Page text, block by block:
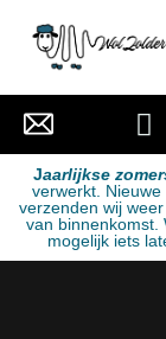
Jaarlijkse
verwerkt.
verzenden wij
van binnenkomst.
mogelijk iets